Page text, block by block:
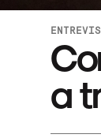
a